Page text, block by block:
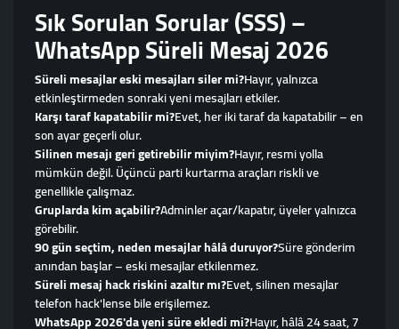
Sık Sorulan Sorular (SSS) –
WhatsApp Süreli Mesaj 2026
Süreli mesajlar eski mesajları siler mi?Hayır, yalnızca
etkinleştirmeden sonraki yeni mesajları etkiler.
Karşı taraf kapatabilir mi?Evet, her iki taraf da kapatabilir – en
son ayar geçerli olur.
Silinen mesajı geri getirebilir miyim?Hayır, resmi yolla
mümkün değil. Üçüncü parti kurtarma araçları riskli ve
genellikle çalışmaz.
Gruplarda kim açabilir?Adminler açar/kapatır, üyeler yalnızca
görebilir.
90 gün seçtim, neden mesajlar hâlâ duruyor?Süre gönderim
anından başlar – eski mesajlar etkilenmez.
Süreli mesaj hack riskini azaltır mı?Evet, silinen mesajlar
telefon hack'lense bile erişilemez.
WhatsApp 2026'da yeni süre ekledi mi?Hayır, hâlâ 24 saat, 7